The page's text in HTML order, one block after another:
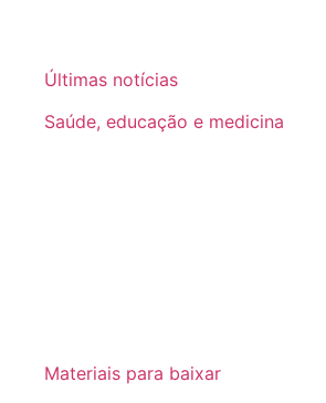
Últimas notícias
Saúde, educação e medicina
Materiais para baixar